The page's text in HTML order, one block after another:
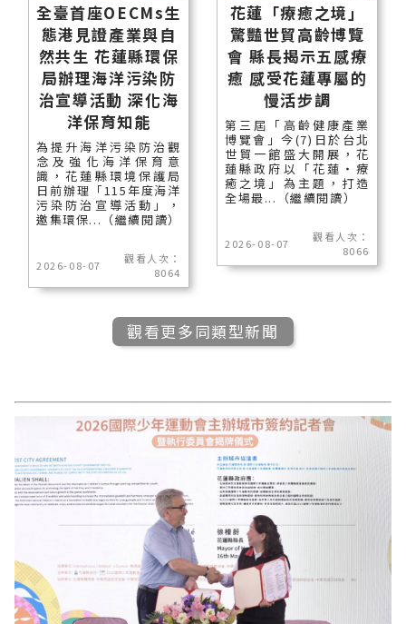
全臺首座OECMs生
態港見證產業與自
然共生 花蓮縣環保
局辦理海洋污染防
治宣導活動 深化海
洋保育知能
為提升海洋污染防治觀
念及強化海洋保育意
識，花蓮縣環境保護局
日前辦理「115年度海洋
污染防治宣導活動」，
邀集環保...（繼續閱讀）
2026-08-07
觀看人次：
8064
花蓮「療癒之境」
驚豔世貿高齡博覽
會 縣長揭示五感療
癒 感受花蓮專屬的
慢活步調
第三屆「高齡健康產業
博覽會」今(7)日於台北
世貿一館盛大開展，花
蓮縣政府以「花蓮‧療
癒之境」為主題，打造
全場最...（繼續閱讀）
2026-08-07
觀看人次：
8066
觀看更多同類型新聞